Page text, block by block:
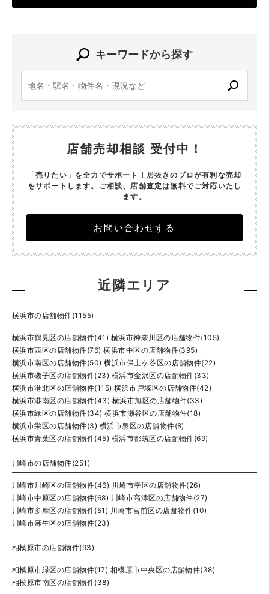
キーワードから探す
店舗売却相談 受付中！
「売りたい」を全力でサポート！居抜きのプロが有利な売却
をサポートします。 ご相談、店舗査定は無料でご対応いたし
ます。
お問い合わせする
近隣エリア
横浜市の店舗物件(1155)
横浜市鶴見区の店舗物件(41) 横浜市神奈川区の店舗物件(105)
横浜市西区の店舗物件(76) 横浜市中区の店舗物件(395)
横浜市南区の店舗物件(50) 横浜市保土ケ谷区の店舗物件(22)
横浜市磯子区の店舗物件(23) 横浜市金沢区の店舗物件(33)
横浜市港北区の店舗物件(115) 横浜市戸塚区の店舗物件(42)
横浜市港南区の店舗物件(43) 横浜市旭区の店舗物件(33)
横浜市緑区の店舗物件(34) 横浜市瀬谷区の店舗物件(18)
横浜市栄区の店舗物件(3) 横浜市泉区の店舗物件(8)
横浜市青葉区の店舗物件(45) 横浜市都筑区の店舗物件(69)
川崎市の店舗物件(251)
川崎市川崎区の店舗物件(46) 川崎市幸区の店舗物件(26)
川崎市中原区の店舗物件(68) 川崎市高津区の店舗物件(27)
川崎市多摩区の店舗物件(51) 川崎市宮前区の店舗物件(10)
川崎市麻生区の店舗物件(23)
相模原市の店舗物件(93)
相模原市緑区の店舗物件(17) 相模原市中央区の店舗物件(38)
相模原市南区の店舗物件(38)